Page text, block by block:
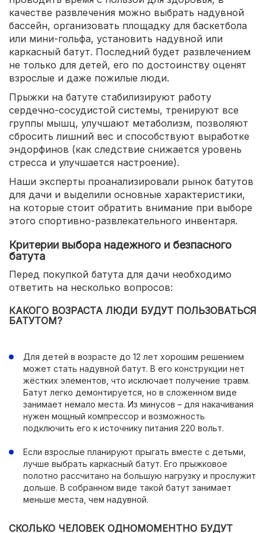
качестве развлечения можно выбрать надувной
бассейн, организовать площадку для баскетбола
или мини-гольфа, установить надувной или
каркасный батут. Последний будет развлечением
не только для детей, его по достоинству оценят
взрослые и даже пожилые люди.
Прыжки на батуте стабилизируют работу
сердечно-сосудистой системы, тренируют все
группы мышц, улучшают метаболизм, позволяют
сбросить лишний вес и способствуют выработке
эндорфинов (как следствие снижается уровень
стресса и улучшается настроение).
Наши эксперты проанализировали рынок батутов
для дачи и выделили основные характеристики,
на которые стоит обратить внимание при выборе
этого спортивно-развлекательного инвентаря.
Критерии выбора надежного и безпасного
батута
Перед покупкой батута для дачи необходимо
ответить на несколько вопросов:
КАКОГО ВОЗРАСТА ЛЮДИ БУДУТ ПОЛЬЗОВАТЬСЯ
БАТУТОМ?
Для детей в возрасте до 12 лет хорошим решением
может стать надувной батут. В его конструкции нет
жёстких элементов, что исключает получение травм.
Батут легко демонтируется, но в сложенном виде
занимает немало места. Из минусов – для накачивания
нужен мощный компрессор и возможность
подключить его к источнику питания 220 вольт.
Если взрослые планируют прыгать вместе с детьми,
лучше выбрать каркасный батут. Его прыжковое
полотно рассчитано на большую нагрузку и прослужит
дольше. В собранном виде такой батут занимает
меньше места, чем надувной.
СКОЛЬКО ЧЕЛОВЕК ОДНОМОМЕНТНО БУДУТ